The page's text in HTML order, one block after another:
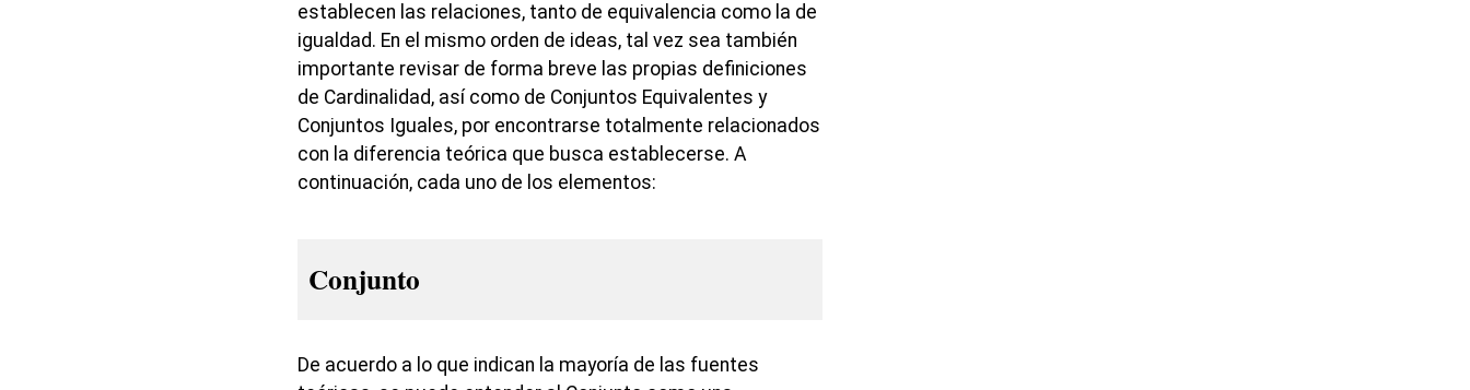
establecen las relaciones, tanto de equivalencia como la de
igualdad. En el mismo orden de ideas, tal vez sea también
importante revisar de forma breve las propias definiciones
de Cardinalidad, así como de Conjuntos Equivalentes y
Conjuntos Iguales, por encontrarse totalmente relacionados
con la diferencia teórica que busca establecerse. A
continuación, cada uno de los elementos:
Conjunto
De acuerdo a lo que indican la mayoría de las fuentes